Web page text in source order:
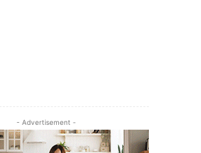
- Advertisement -